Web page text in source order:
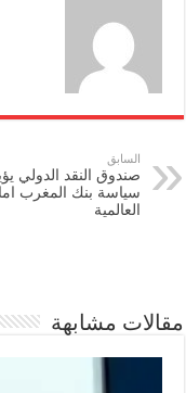
السابق
صندوق النقد الدولي
سياسة بنك المغرب
العالمية
مقالات مشابهة